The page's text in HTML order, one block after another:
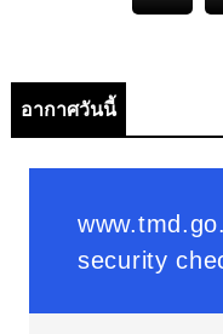
อากาศวันนี้